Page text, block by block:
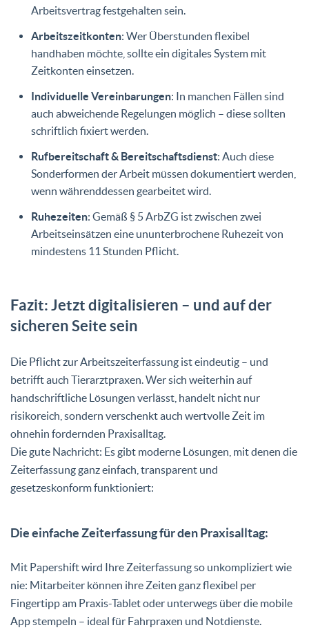
Arbeitsvertrag festgehalten sein.
Arbeitszeitkonten: Wer Überstunden flexibel
handhaben möchte, sollte ein digitales System mit
Zeitkonten einsetzen.
Individuelle Vereinbarungen: In manchen Fällen sind
auch abweichende Regelungen möglich – diese sollten
schriftlich fixiert werden.
Rufbereitschaft & Bereitschaftsdienst: Auch diese
Sonderformen der Arbeit müssen dokumentiert werden,
wenn währenddessen gearbeitet wird.
Ruhezeiten: Gemäß § 5 ArbZG ist zwischen zwei
Arbeitseinsätzen eine ununterbrochene Ruhezeit von
mindestens 11 Stunden Pflicht.
Fazit: Jetzt digitalisieren – und auf der
sicheren Seite sein
Die Pflicht zur Arbeitszeiterfassung ist eindeutig – und
betrifft auch Tierarztpraxen. Wer sich weiterhin auf
handschriftliche Lösungen verlässt, handelt nicht nur
risikoreich, sondern verschenkt auch wertvolle Zeit im
ohnehin fordernden Praxisalltag.
Die gute Nachricht: Es gibt moderne Lösungen, mit denen die
Zeiterfassung ganz einfach, transparent und
gesetzeskonform funktioniert:
Die einfache Zeiterfassung für den Praxisalltag:
Mit Papershift wird Ihre Zeiterfassung so unkompliziert wie
nie: Mitarbeiter können ihre Zeiten ganz flexibel per
Fingertipp am Praxis-Tablet oder unterwegs über die mobile
App stempeln – ideal für Fahrpraxen und Notdienste.